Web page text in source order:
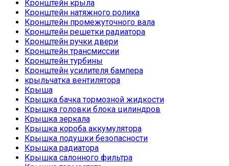
Кронштейн крыла
Кронштейн натяжного ролика
Кронштейн промежуточного вала
Кронштейн решетки радиатора
Кронштейн ручки двери
Кронштейн трансмиссии
Кронштейн турбины
Кронштейн усилителя бампера
крыльчатка вентилятора
Крыша
Крышка бачка тормозной жидкости
Крышка головки блока цилиндров
Крышка зеркала
Крышка короба аккумулятора
Крышка подушки безопасности
Крышка радиатора
Крышка салонного фильтра